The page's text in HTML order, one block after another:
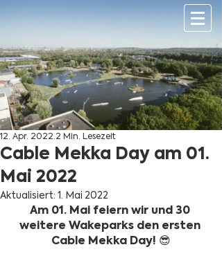
Cable Mekka Day am 01.
Mai 2022
12. Apr. 2022 2 Min. Lesezeit
Aktualisiert: 1. Mai 2022
Am 01. Mai feiern wir und 30
weitere Wakeparks den ersten
Cable Mekka Day! 😎